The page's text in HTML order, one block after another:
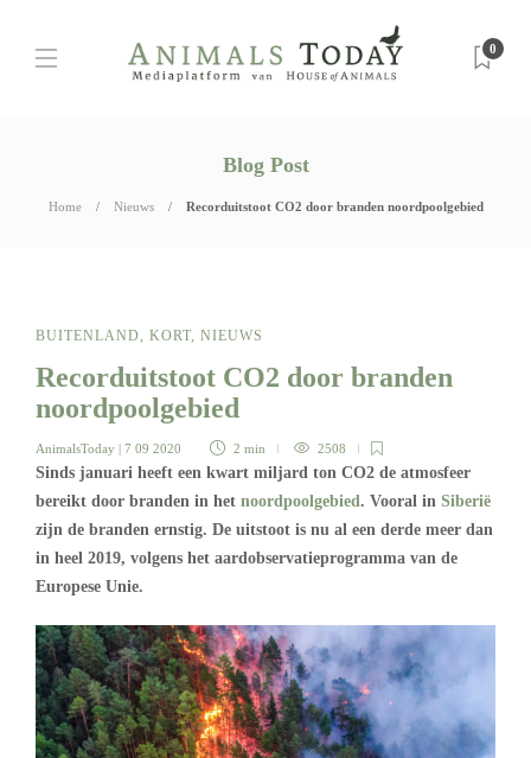
0
Blog Post
Home Nieuws Recorduitstoot CO2 door branden noordpoolgebied
BUITENLAND, KORT, NIEUWS
Recorduitstoot CO2 door branden
noordpoolgebied
AnimalsToday | 7 09 2020 2 min 2508
Sinds januari heeft een kwart miljard ton CO2 de atmosfeer
bereikt door branden in het noordpoolgebied. Vooral in Siberië
zijn de branden ernstig. De uitstoot is nu al een derde meer dan
in heel 2019, volgens het aardobservatieprogramma van de
Europese Unie.